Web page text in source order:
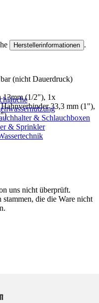
(nicht Dauerdruck)
13mm (1/2"), 1x
33,3 mm (1"),
Herstellerinformationen .
& Schlauchboxen
& Sprinkler
uns nicht überprüft.
die die Ware nicht